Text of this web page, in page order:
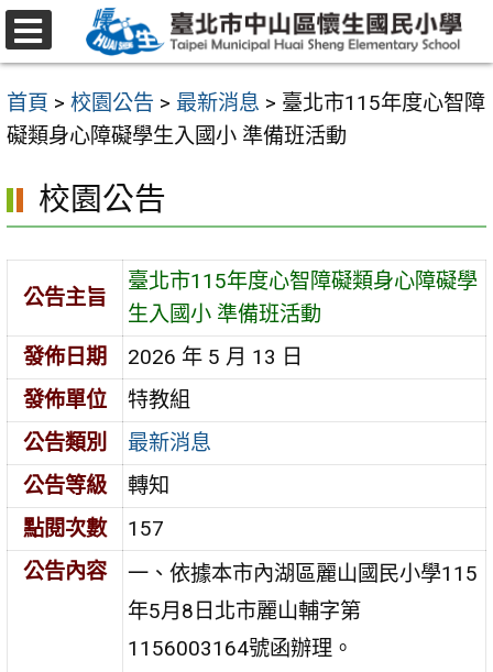
跳
至
要
內
區
首頁 > 校園公告 > 最新消息 > 臺北市115年度心智障
礙類身心障礙學生入國小 準備班活動
校園公告
公告主旨
臺北市115年度心智障礙類身心障礙學
生入國小 準備班活動
發佈日期
2026 年 5 月 13 日
發佈單位
特教組
公告類別
最新消息
公告等級
轉知
點閱次數
157
公告內容
一、依據本市內湖區麗山國民小學115
年5月8日北市麗山輔字第
1156003164號函辦理。
選
單